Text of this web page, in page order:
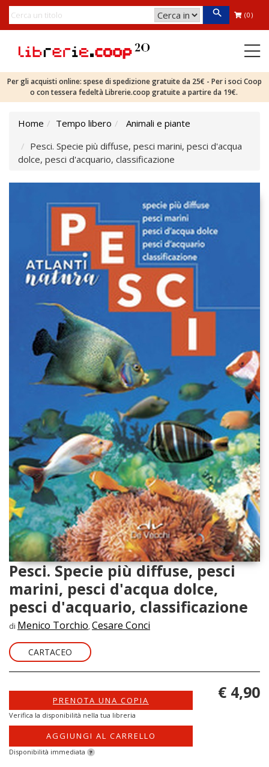
(0)
Per gli acquisti online: spese di spedizione gratuite da 25€ - Per i soci Coop
o con tessera fedeltà Librerie.coop gratuite a partire da 19€.
Home Tempo libero
Animali e piante
Pesci. Specie più diffuse, pesci marini, pesci d'acqua
dolce, pesci d'acquario, classificazione
Pesci. Specie più diffuse, pesci
marini, pesci d'acqua dolce,
pesci d'acquario, classificazione
di Menico Torchio, Cesare Conci
CARTACEO
PRENOTA UNA COPIA
Verifica la disponibilità nella tua libreria
AGGIUNGI AL CARRELLO
Disponibilità immediata ?
€ 4,90